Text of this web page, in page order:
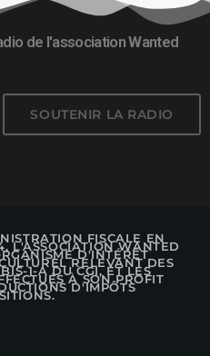
de l'association Wanted
SOUTENIR LA RADIO
FISCALE EN
L'ASSOCIATION WANTED
D'INTÉRÊT
RELEVANT DES
1-A DU CGI, ET LES
À SON PROFIT
D'IMPÔTS